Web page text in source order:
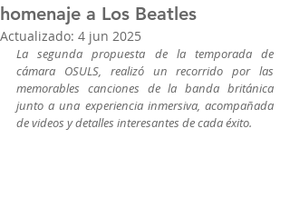
homenaje a Los Beatles
Actualizado: 4 jun 2025
La segunda propuesta de la temporada de
cámara OSULS, realizó un recorrido por las
memorables canciones de la banda británica
junto a una experiencia inmersiva, acompañada
de videos y detalles interesantes de cada éxito.